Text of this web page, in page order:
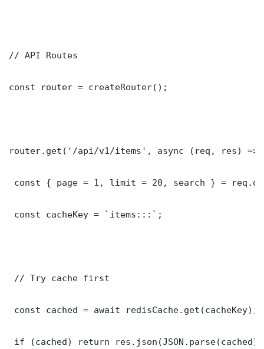
// API Routes
const router = createRouter();
router.get('/api/v1/items', async (req, res) =>
const { page = 1, limit = 20, search } =
const cacheKey = `items:::`;
// Try cache first
const cached = await redisCache.get(cacheKey);
if (cached) return